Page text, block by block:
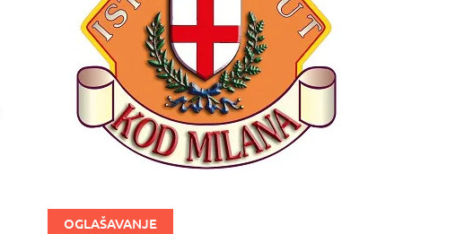
OGLAŠAVANJE